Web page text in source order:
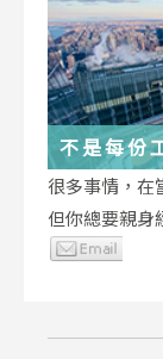
不是每份
在偷偷改
很多事情，在
但你總要親身